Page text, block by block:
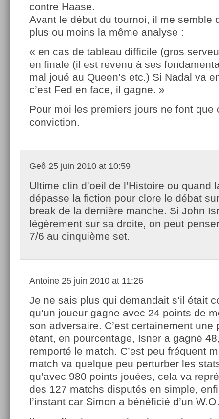
contre Haase.
Avant le début du tournoi, il me semble
plus ou moins la même analyse :
« en cas de tableau difficile (gros
en finale (il est revenu à ses
mal joué au Queen’s etc.) Si Nadal va
c’est Fed en face, il gagne. »
Pour moi les premiers jours ne font que
conviction.
Geô 25 juin 2010 at 10:59
Ultime clin d’oeil de l’Histoire ou quand
dépasse la fiction pour clore le débat
break de la dernière manche. Si John
légèrement sur sa droite, on peut
7/6 au cinquième set.
Antoine 25 juin 2010 at 11:26
Je ne sais plus qui demandait s’il était
qu’un joueur gagne avec 24 points de
son adversaire. C’est certainement une
étant, en pourcentage, Isner a gagné
remporté le match. C’est peu fréquent
match va quelque peu perturber les
qu’avec 980 points jouées, cela va
des 127 matchs disputés en simple,
l’instant car Simon a bénéficié d’un